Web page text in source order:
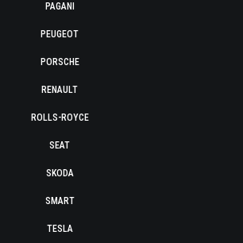
PAGANI
PEUGEOT
PORSCHE
RENAULT
ROLLS-ROYCE
SEAT
SKODA
SMART
TESLA